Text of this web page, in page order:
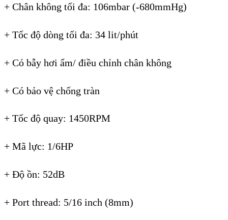
+ Chân không tối đa: 106mbar (-680mmHg)
+ Tốc độ dòng tối đa: 34 lit/phút
+ Có bẫy hơi ẩm/ điều chỉnh chân không
+ Có bảo vệ chống tràn
+ Tốc độ quay: 1450RPM
+ Mã lực: 1/6HP
+ Độ ồn: 52dB
+ Port thread: 5/16 inch (8mm)